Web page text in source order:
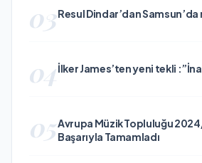
03Resul Dindar’dan Samsun’da
04İlker James’ten yeni tekli
05Avrupa Müzik Topluluğu
Başarıyla Tamamladı